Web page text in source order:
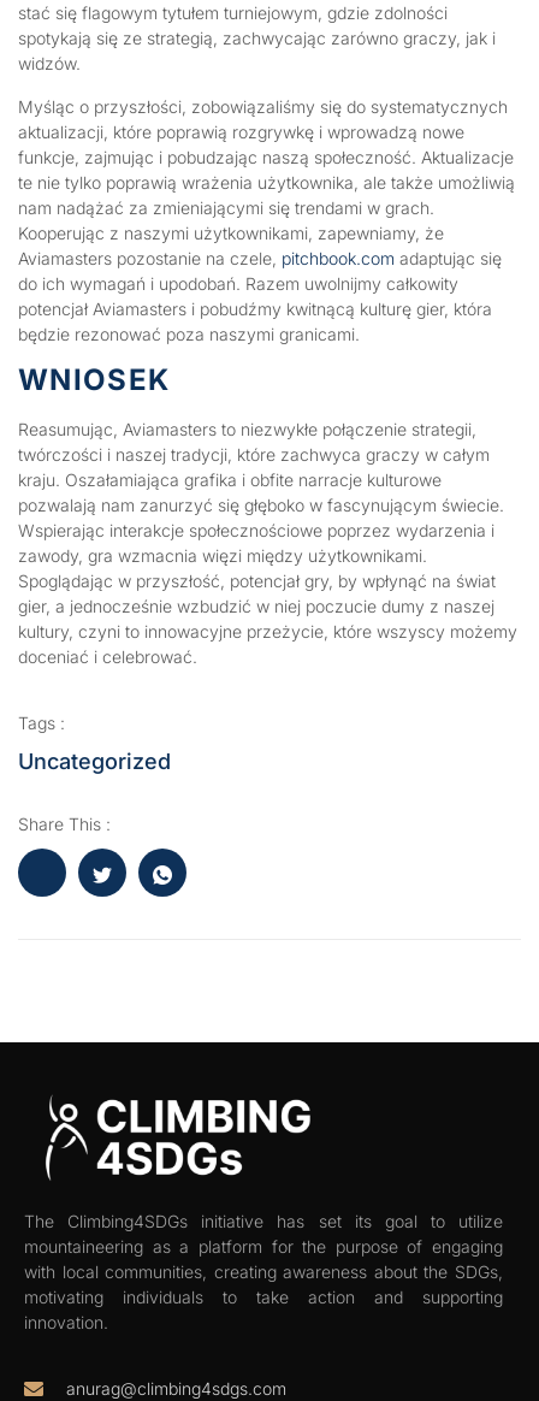
stać się flagowym tytułem turniejowym, gdzie zdolności
spotykają się ze strategią, zachwycając zarówno graczy, jak i
widzów.
Myśląc o przyszłości, zobowiązaliśmy się do systematycznych
aktualizacji, które poprawią rozgrywkę i wprowadzą nowe
funkcje, zajmując i pobudzając naszą społeczność. Aktualizacje
te nie tylko poprawią wrażenia użytkownika, ale także umożliwią
nam nadążać za zmieniającymi się trendami w grach.
Kooperując z naszymi użytkownikami, zapewniamy, że
Aviamasters pozostanie na czele, pitchbook.com adaptując się
do ich wymagań i upodobań. Razem uwolnijmy całkowity
potencjał Aviamasters i pobudźmy kwitnącą kulturę gier, która
będzie rezonować poza naszymi granicami.
WNIOSEK
Reasumując, Aviamasters to niezwykłe połączenie strategii,
twórczości i naszej tradycji, które zachwyca graczy w całym
kraju. Oszałamiająca grafika i obfite narracje kulturowe
pozwalają nam zanurzyć się głęboko w fascynującym świecie.
Wspierając interakcje społecznościowe poprzez wydarzenia i
zawody, gra wzmacnia więzi między użytkownikami.
Spoglądając w przyszłość, potencjał gry, by wpłynąć na świat
gier, a jednocześnie wzbudzić w niej poczucie dumy z naszej
kultury, czyni to innowacyjne przeżycie, które wszyscy możemy
doceniać i celebrować.
Tags :
Uncategorized
Share This :
The Climbing4SDGs initiative has set its goal to utilize
mountaineering as a platform for the purpose of engaging
with local communities, creating awareness about the SDGs,
motivating individuals to take action and supporting
innovation.
anurag@climbing4sdgs.com